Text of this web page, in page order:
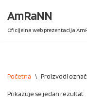
Skip
AmRaNN
Oficijelna web prezentacija
Početna \ Proizvodi
Prikazuje se jedan rezultat